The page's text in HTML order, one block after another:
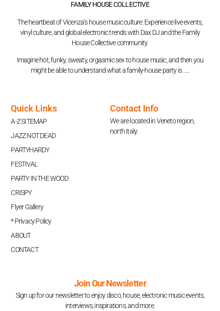
FAMILY HOUSE COLLECTIVE
The heartbeat of Vicenza’s house music culture. Experience live events,
vinyl culture, and global electronic trends with Dax DJ and the Family
House Collective community.
Imagine hot, funky, sweaty, orgasmic sex to house music, and then you
might be able to understand what a family-house party is …..
Quick Links
A-Z SITEMAP
JAZZ NOT DEAD
PARTYHARDY
FESTIVAL
PARTY IN THE WOOD
CRISPY
Flyer Gallery
* Privacy Policy
ABOUT
CONTACT
Contact Info
We are located in Veneto region,
north Italy.
Join Our Newsletter
Sign up for our newsletter to enjoy disco, house, electronic music events,
interviews, inspirations, and more.